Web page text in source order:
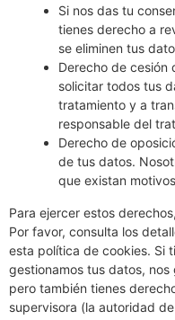
Si nos das tu
tienes derecho a
se eliminen tus
Derecho de cesión
solicitar todos tus
tratamiento y a
responsable del
Derecho de
de tus datos.
que existan
Para ejercer estos
Por favor, consulta los
esta política de cookies. Si
gestionamos tus datos, nos
pero también tienes
supervisora (la autoridad